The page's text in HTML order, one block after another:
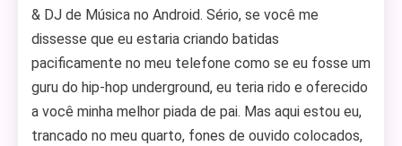
& DJ de Música no Android. Sério, se você me
dissesse que eu estaria criando batidas
pacificamente no meu telefone como se eu fosse um
guru do hip-hop underground, eu teria rido e oferecido
a você minha melhor piada de pai. Mas aqui estou eu,
trancado no meu quarto, fones de ouvido colocados,